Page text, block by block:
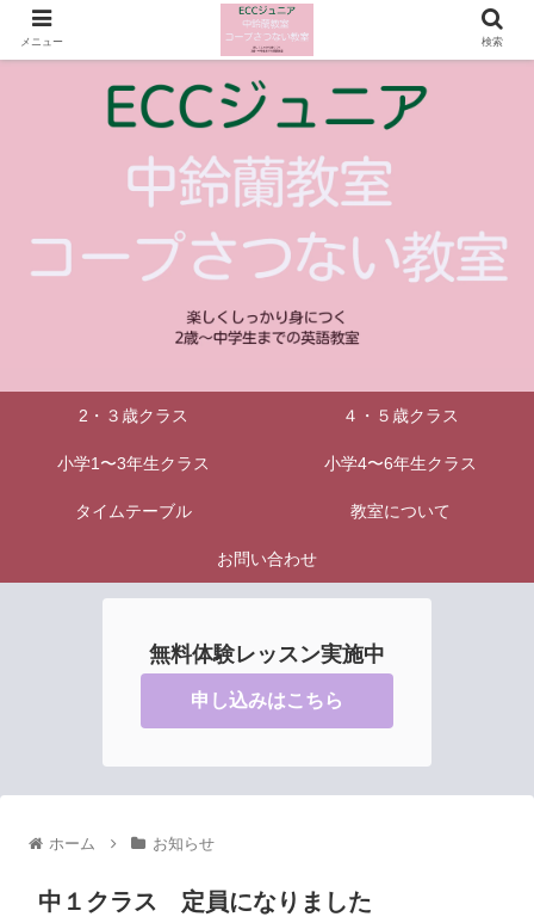
2・３歳クラス ４・５歳クラス
小学1〜3年生クラス 小学4〜6年生クラス
タイムテーブル 教室について
お問い合わせ
無料体験レッスン実施中
申し込みはこちら
ホーム お知らせ
中１クラス 定員になりました
メニュー 検索